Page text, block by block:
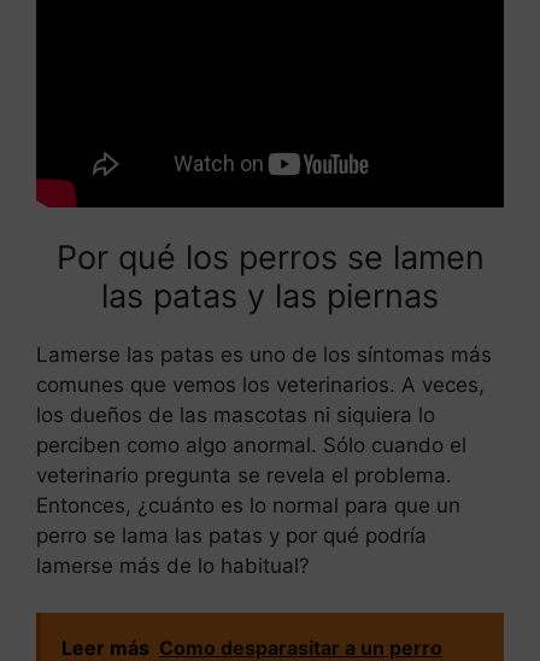
Por qué los perros se lamen
las patas y las piernas
Lamerse las patas es uno de los síntomas más
comunes que vemos los veterinarios. A veces,
los dueños de las mascotas ni siquiera lo
perciben como algo anormal. Sólo cuando el
veterinario pregunta se revela el problema.
Entonces, ¿cuánto es lo normal para que un
perro se lama las patas y por qué podría
lamerse más de lo habitual?
Leer más Como desparasitar a un perro